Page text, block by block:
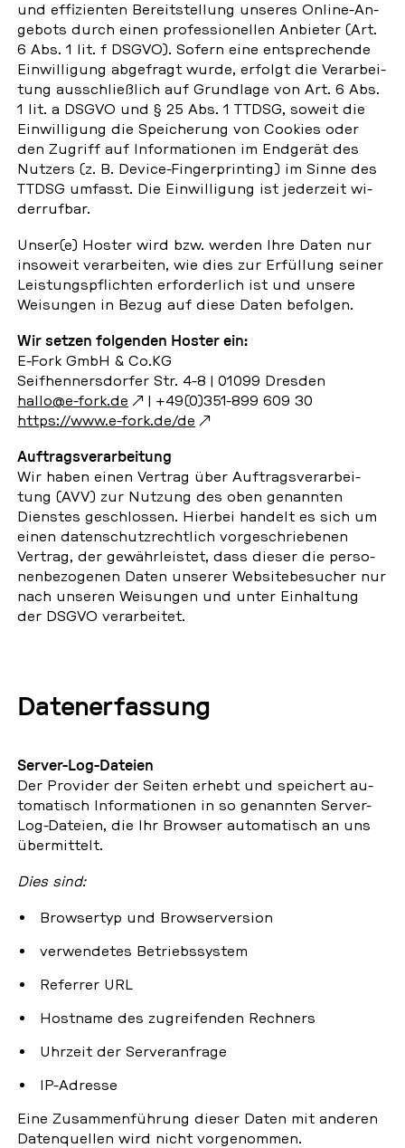
und ef­fi­zi­en­ten Be­reit­stel­lung unseres Online-An­
ge­bots durch einen pro­fes­sio­nel­len An­bie­ter (Art.
6 Abs. 1 lit. f DSGVO). Sofern eine ent­spre­chen­de
Ein­wil­li­gung ab­ge­fragt wurde, erfolgt die Ver­ar­bei­
tung aus­schließ­lich auf Grund­la­ge von Art. 6 Abs.
1 lit. a DSGVO und § 25 Abs. 1 TTDSG, soweit die
Ein­wil­li­gung die Spei­che­rung von Cookies oder
den Zugriff auf In­for­ma­tio­nen im End­ge­rät des
Nutzers (z. B. Device-Fin­ger­prin­ting) im Sinne des
TTDSG umfasst. Die Ein­wil­li­gung ist je­der­zeit wi­
der­ruf­bar.
Unser(e) Hoster wird bzw. werden Ihre Daten nur
in­so­weit ver­ar­bei­ten, wie dies zur Er­fül­lung seiner
Leis­tungs­pflich­ten er­for­der­lich ist und unsere
Wei­sun­gen in Bezug auf diese Daten be­fol­gen.
Wir setzen fol­gen­den Hoster ein:
E-Fork GmbH & Co.KG
Seif­hen­ners­dor­fer Str. 4-8 | 01099 Dresden
hallo@e-fork.de
| +49(0)351-899 609 30
https://www.e-fork.de/de
Auf­trags­ver­ar­bei­tung
Wir haben einen Vertrag über Auf­trags­ver­ar­bei­
tung (AVV) zur Nutzung des oben ge­nann­ten
Diens­tes ge­schlos­sen. Hierbei handelt es sich um
einen da­ten­schutz­recht­lich vor­ge­schrie­be­nen
Vertrag, der ge­währ­leis­tet, dass dieser die per­so­
nen­be­zo­ge­nen Daten unserer Web­site­be­su­cher nur
nach unseren Wei­sun­gen und unter Ein­hal­tung
der DSGVO ver­ar­bei­tet.
Da­ten­er­fas­sung
Server-Log-Dateien
Der Pro­vi­der der Seiten erhebt und spei­chert au­
to­ma­tisch In­for­ma­tio­nen in so ge­nann­ten Server-
Log-Dateien, die Ihr Browser au­to­ma­tisch an uns
über­mit­telt.
Dies sind:
Brow­ser­typ und Brow­ser­ver­si­on
ver­wen­de­tes Be­triebs­sys­tem
Re­fer­rer URL
Host­na­me des zu­grei­fen­den Rech­ners
Uhrzeit der Ser­ver­an­fra­ge
IP-Adresse
Eine Zu­sam­men­füh­rung dieser Daten mit anderen
Da­ten­quel­len wird nicht vor­ge­nom­men.